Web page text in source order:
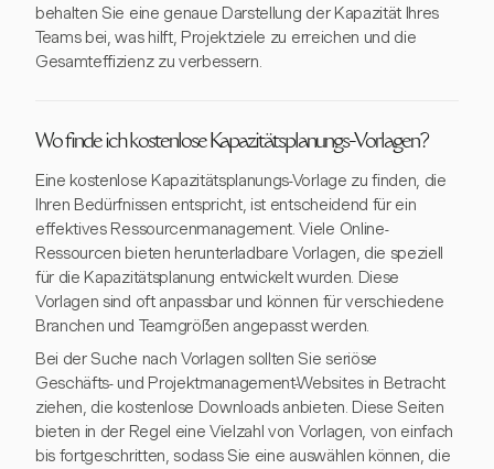
behalten Sie eine genaue Darstellung der Kapazität Ihres
Teams bei, was hilft, Projektziele zu erreichen und die
Gesamteffizienz zu verbessern.
Wo finde ich kostenlose Kapazitätsplanungs-Vorlagen?
Eine kostenlose Kapazitätsplanungs-Vorlage zu finden, die
Ihren Bedürfnissen entspricht, ist entscheidend für ein
effektives Ressourcenmanagement. Viele Online-
Ressourcen bieten herunterladbare Vorlagen, die speziell
für die Kapazitätsplanung entwickelt wurden. Diese
Vorlagen sind oft anpassbar und können für verschiedene
Branchen und Teamgrößen angepasst werden.
Bei der Suche nach Vorlagen sollten Sie seriöse
Geschäfts- und Projektmanagement-Websites in Betracht
ziehen, die kostenlose Downloads anbieten. Diese Seiten
bieten in der Regel eine Vielzahl von Vorlagen, von einfach
bis fortgeschritten, sodass Sie eine auswählen können, die